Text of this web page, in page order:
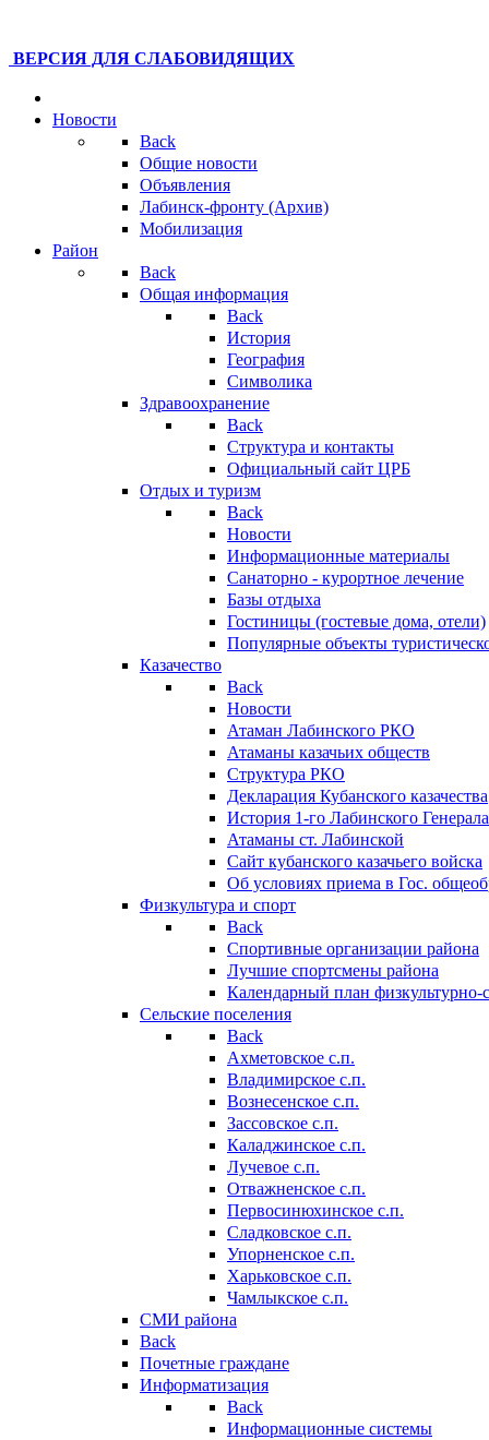
ВЕРСИЯ ДЛЯ СЛАБОВИДЯЩИХ
Новости
Back
Общие новости
Объявления
Лабинск-фронту (Архив)
Мобилизация
Район
Back
Общая информация
Back
История
География
Символика
Здравоохранение
Back
Структура и контакты
Официальный сайт ЦРБ
Отдых и туризм
Back
Новости
Информационные материалы
Санаторно - курортное лечение
Базы отдыха
Гостиницы (гостевые дома, отели)
Популярные объекты
Казачество
Back
Новости
Атаман Лабинского РКО
Атаманы казачьих обществ
Структура РКО
Декларация Кубанского казачества
История 1-го Лабинского
Атаманы ст. Лабинской
Cайт кубанского казачьего войска
Об условиях приема в Гос.
Физкультура и спорт
Back
Спортивные организации района
Лучшие спортсмены района
Календарный план
Сельские поселения
Back
Ахметовское с.п.
Владимирское с.п.
Вознесенское с.п.
Зассовское с.п.
Каладжинское с.п.
Лучевое с.п.
Отважненское с.п.
Первосинюхинское с.п.
Сладковское с.п.
Упорненское с.п.
Харьковское с.п.
Чамлыкское с.п.
СМИ района
Back
Почетные граждане
Информатизация
Back
Информационные системы